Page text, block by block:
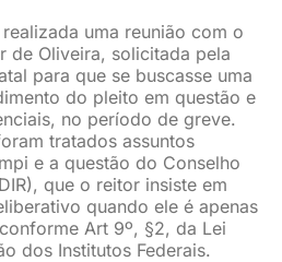
uma reunião com o
de Oliveira, solicitada pela
para que se buscasse uma
do pleito em questão e
no período de greve.
tratados assuntos
e a questão do Conselho
que o reitor insiste em
quando ele é apenas
Art 9º, §2, da Lei
dos Institutos Federais.